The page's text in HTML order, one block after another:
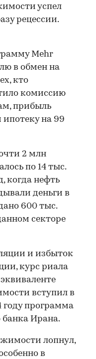
успел
рецессии.
Mehr
в обмен на
кто
комиссию
прибыль
ипотеку на 99
2 млн
по 14 тыс.
когда нефть
деньги в
600 тыс.
секторе
и избыток
курс риала
вступил в
году программа
банка Ирана.
лопнул,
в